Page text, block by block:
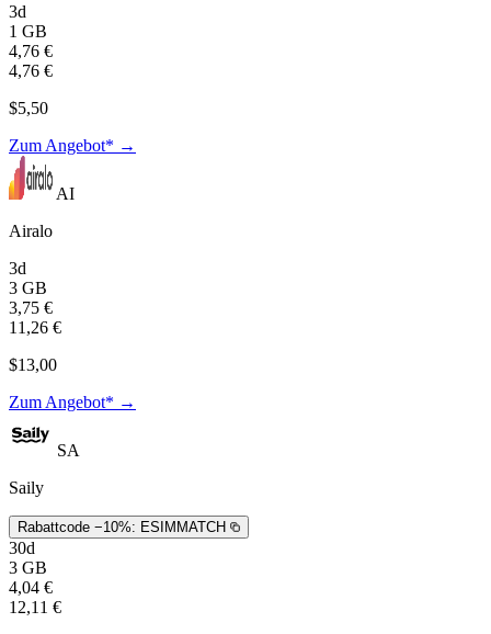
3d
1 GB
4,76 €
4,76 €
$5,50
Zum Angebot* →
AI
Airalo
3d
3 GB
3,75 €
11,26 €
$13,00
Zum Angebot* →
SA
Saily
Rabattcode −10%: ESIMMATCH
30d
3 GB
4,04 €
12,11 €